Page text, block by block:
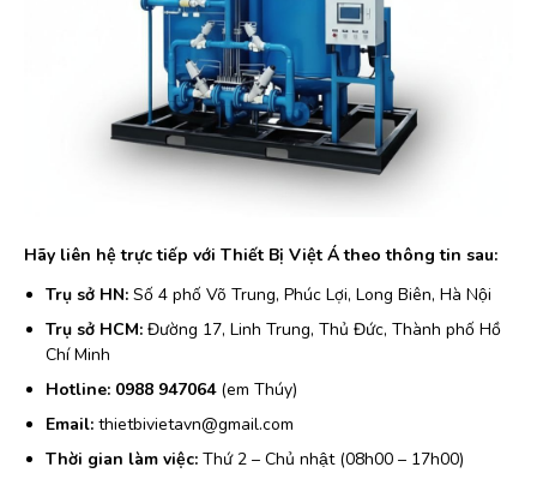
Hãy liên hệ trực tiếp với Thiết Bị Việt Á theo thông tin sau:
Trụ sở HN: Số 4 phố Võ Trung, Phúc Lợi, Long Biên, Hà Nội
Trụ sở HCM: Đường 17, Linh Trung, Thủ Đức, Thành phố Hồ
Chí Minh
Hotline: 0988 947064(em Thúy)
Email: thietbivietavn@gmail.com
Thời gian làm việc: Thứ 2 – Chủ nhật (08h00 – 17h00)